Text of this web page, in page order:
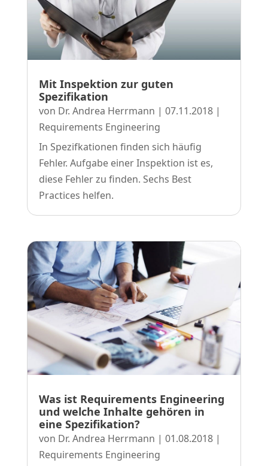
Mit Inspektion zur guten
Spezifikation
von Dr. Andrea Herrmann | 07.11.2018|
Requirements Engineering
In Spezifkationen finden sich häufig
Fehler. Aufgabe einer Inspektion ist es,
diese Fehler zu finden. Sechs Best
Practices helfen.
Was ist Requirements Engineering
und welche Inhalte gehören in
eine Spezifikation?
von Dr. Andrea Herrmann | 01.08.2018|
Requirements Engineering